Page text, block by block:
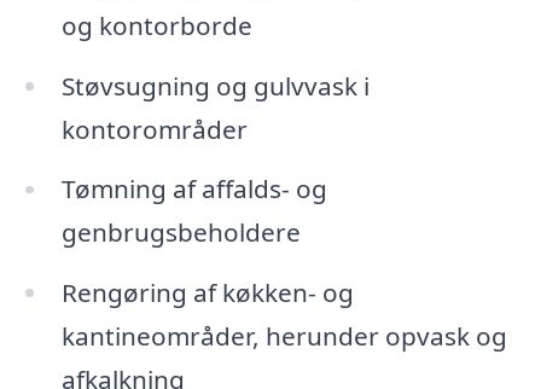
og kontorborde
Støvsugning og gulvvask i
kontorområder
Tømning af affalds- og
genbrugsbeholdere
Rengøring af køkken- og
kantineområder, herunder opvask og
afkalkning